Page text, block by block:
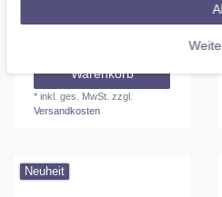
Warenkorb
*inkl. ges. MwSt. zzgl.
Versandkosten
Neuheit